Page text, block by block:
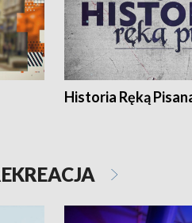
Historia Ręką